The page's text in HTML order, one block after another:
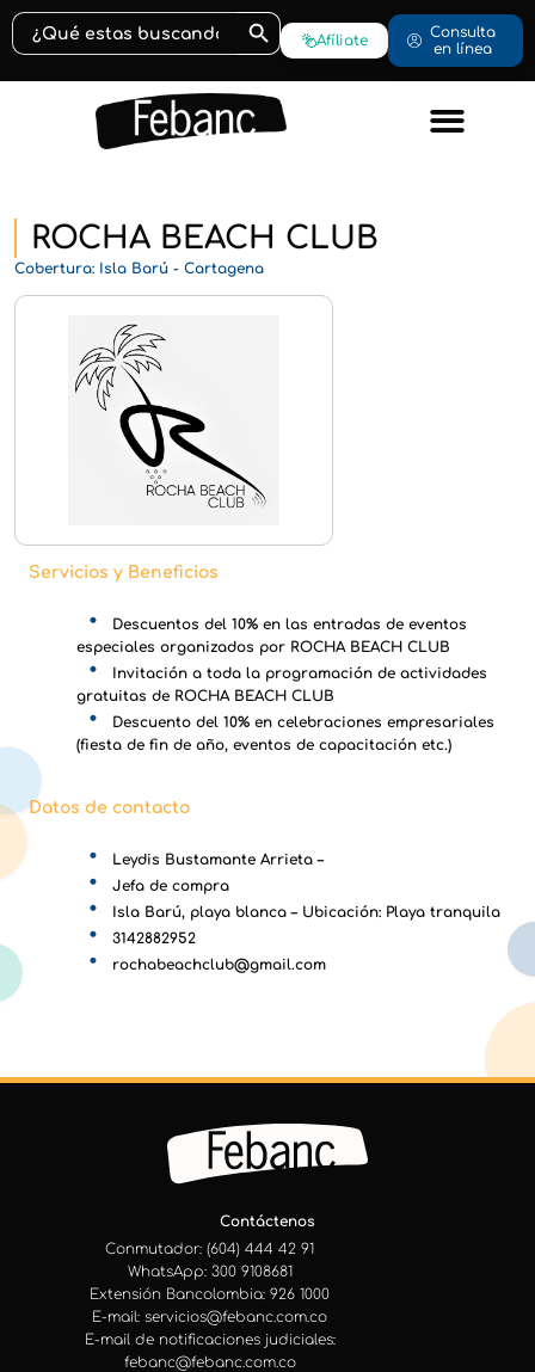
Buscar:
Botón de búsqueda
Afíliate
Consulta
en línea
ROCHA BEACH CLUB
Cobertura: Isla Barú - Cartagena
Servicios y Beneficios
Descuentos del 10% en las entradas de eventos
especiales organizados por ROCHA BEACH CLUB
Invitación a toda la programación de actividades
gratuitas de ROCHA BEACH CLUB
Descuento del 10% en celebraciones empresariales
(fiesta de fin de año, eventos de capacitación etc.)
Datos de contacto
Leydis Bustamante Arrieta –
Jefa de compra
Isla Barú, playa blanca – Ubicación: Playa tranquila
3142882952
rochabeachclub@gmail.com
Contáctenos
Conmutador: (604) 444 42 91
WhatsApp: 300 9108681
Extensión Bancolombia: 926 1000
E-mail: servicios@febanc.com.co
E-mail de notificaciones judiciales:
febanc@febanc.com.co